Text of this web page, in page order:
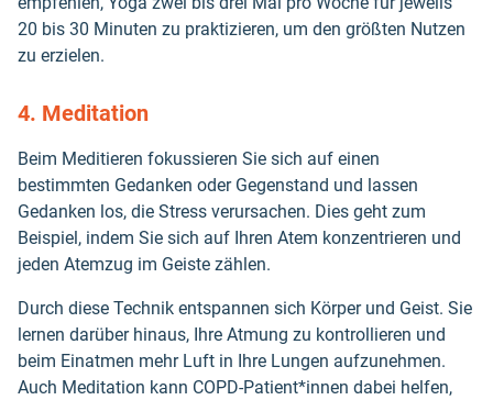
20 bis 30 Minuten zu praktizieren, um den größten Nutzen
zu erzielen.
4. Meditation
Beim Meditieren fokussieren Sie sich auf einen
bestimmten Gedanken oder Gegenstand und lassen
Gedanken los, die Stress verursachen. Dies geht zum
Beispiel, indem Sie sich auf Ihren Atem konzentrieren und
jeden Atemzug im Geiste zählen.
Durch diese Technik entspannen sich Körper und Geist. Sie
lernen darüber hinaus, Ihre Atmung zu kontrollieren und
beim Einatmen mehr Luft in Ihre Lungen aufzunehmen.
Auch Meditation kann COPD-Patient*innen dabei helfen,